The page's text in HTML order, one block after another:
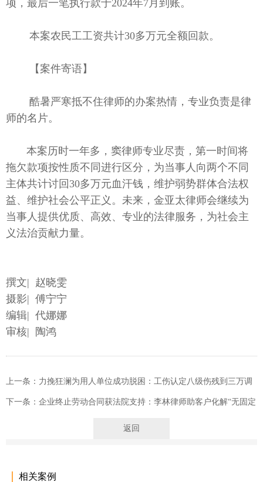
项，最后一笔执行款于2024年7月到账。
本案农民工工资共计30多万元全额回款。
【案件寄语】
酷暑严寒抵不住律师的办案热情，专业负责是律
师的名片。
本案历时一年多，窦律师专业尽责，第一时间将
拖欠款项按性质不同进行区分，为当事人向两个不同
主体共计讨回30多万元血汗钱，维护弱势群体合法权
益、维护社会公平正义。未来，金亚太律师会继续为
当事人提供优质、高效、专业的法律服务，为社会主
义法治贡献力量。
撰文| 赵晓雯
摄影| 傅宁宁
编辑| 代娜娜
审核| 陶鸿
上一条：力挽狂澜为用人单位成功脱困：工伤认定八级伤残到三万调
解结案
下一条：企业终止劳动合同获法院支持：李林律师助客户化解“无固定
返回
相关案例